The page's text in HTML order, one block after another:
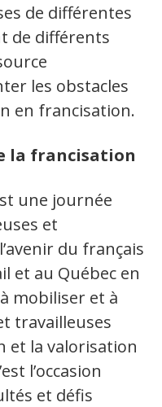
de différentes
de différents
les obstacles
en francisation.
la francisation
une journée
et
du français
et au Québec en
mobiliser et à
travailleuses
et la valorisation
l’occasion
et défis